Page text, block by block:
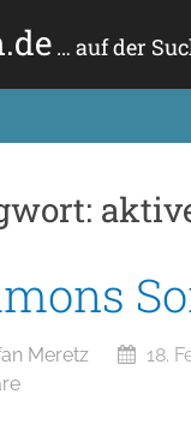
… auf der
Meretz 18.